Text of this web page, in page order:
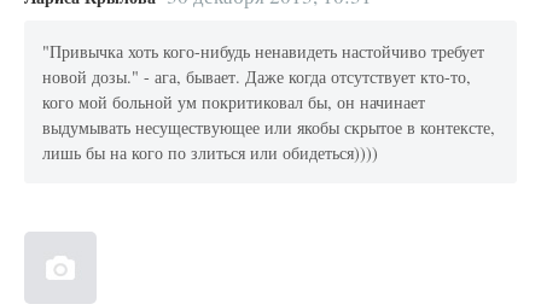
"Привычка хоть кого-нибудь ненавидеть настойчиво требует
новой дозы." - ага, бывает. Даже когда отсутствует кто-то,
кого мой больной ум покритиковал бы, он начинает
выдумывать несуществующее или якобы скрытое в контексте,
лишь бы на кого по злиться или обидеться))))